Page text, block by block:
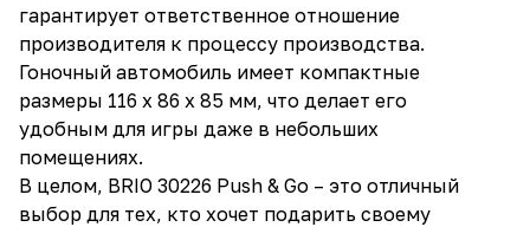
гарантирует ответственное отношение
производителя к процессу производства.
Гоночный автомобиль имеет компактные
размеры 116 х 86 х 85 мм, что делает его
удобным для игры даже в небольших
помещениях.
В целом, BRIO 30226 Push & Go – это отличный
выбор для тех, кто хочет подарить своему